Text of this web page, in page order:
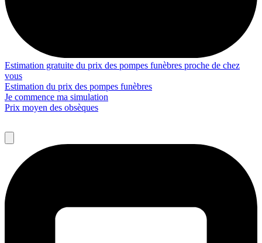
Estimation gratuite du prix des pompes funèbres proche de chez
vous
Estimation du prix des pompes funèbres
Je commence ma simulation
Prix moyen des obsèques